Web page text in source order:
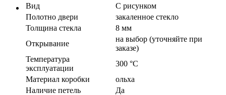
Вид
С рисунком
Полотно двери
закаленное стекло
Толщина стекла
8 мм
Открывание
на выбор (уточняйте при
заказе)
Температура
эксплуатации
300 °C
Материал коробки
ольха
Наличие петель
Да